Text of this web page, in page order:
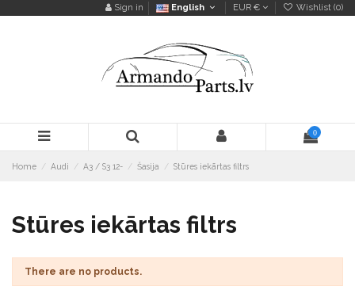
Sign in English EUR € Wishlist (0)
0
Home Audi A3 / S3 12- Šasija Stūres iekārtas filtrs
Stūres iekārtas filtrs
There are no products.